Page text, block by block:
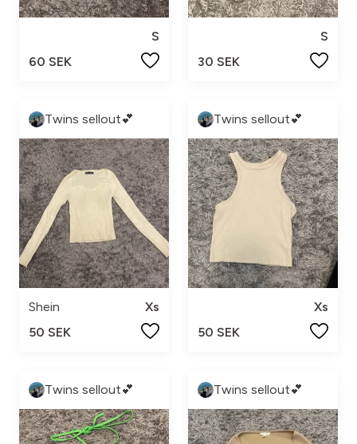
S
60 SEK
S
30 SEK
Twins sellout💕
Shein
Xs
50 SEK
Twins sellout💕
Xs
50 SEK
Twins sellout💕 Twins sellout💕